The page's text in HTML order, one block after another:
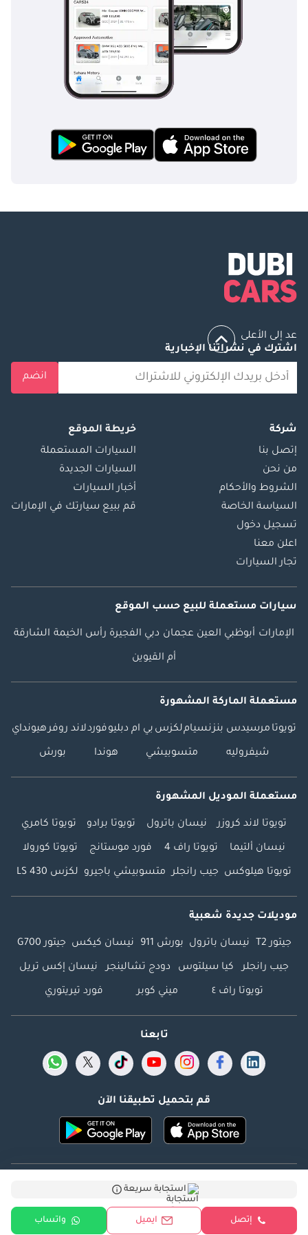
استجابة سريعة
إتصل ايميل واتساب
عد إلى الأعلى
اشترك في نشراتنا الإخبارية
انضم
شركة
إتصل بنا
من نحن
الشروط والأحكام
السياسة الخاصة
تسجيل دخول
اعلن معنا
تجار السيارات
خريطة الموقع
السيارات المستعملة
السيارات الجديدة
أخبار السيارات
قم ببيع سيارتك في الإمارات
سيارات مستعملة للبيع حسب الموقع
الإمارات أبوظبي العين عجمان دبي الفجيرة رأس الخيمة الشارقة
أم القيوين
مستعملة الماركة المشهورة
تويوتا مرسيدس بنزنسياملكزس بي ام دبليوفوردلاند روفرهيونداي
شيفروليه متسوبيشي هوندا بورش
مستعملة الموديل المشهورة
تويوتا لاند كروزر نيسان باترول تويوتا برادو تويوتا كامري
نيسان ألتيما تويوتا راف 4 فورد موستانج تويوتا كورولا
تويوتا هيلوكس جيب رانجلر متسوبيشي باجيرو لكزس LS 430
موديلات جديدة شعبية
جيتور T2 نيسان باترول بورش 911 نيسان كيكس جيتور G700
جيب رانجلر كيا سيلتوس دودج تشالينجر نيسان إكس تريل
تويوتا راف ٤ ميني كوبر فورد تيريتوري
تابعنا
قم بتحميل تطبيقنا الآن
Dubicars.com @ 2026. جميع الحقوق محفوظة.
العنوان: 2114 ، برج شذى ، المدينة الإعلامية ، دبي ، الإمارات